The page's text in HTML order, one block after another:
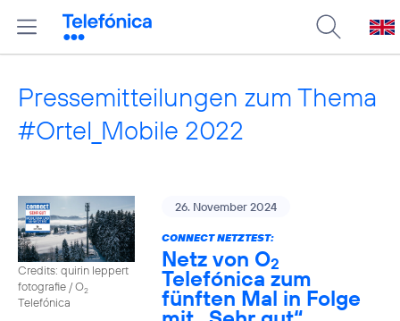
Pressemitteilungen zum Thema
#Ortel_Mobile 2022
Credits: quirin leppert
fotografie / O2
Telefónica
26. November 2024
CONNECT NETZTEST:
Netz von O2
Telefónica zum
fünften Mal in Folge